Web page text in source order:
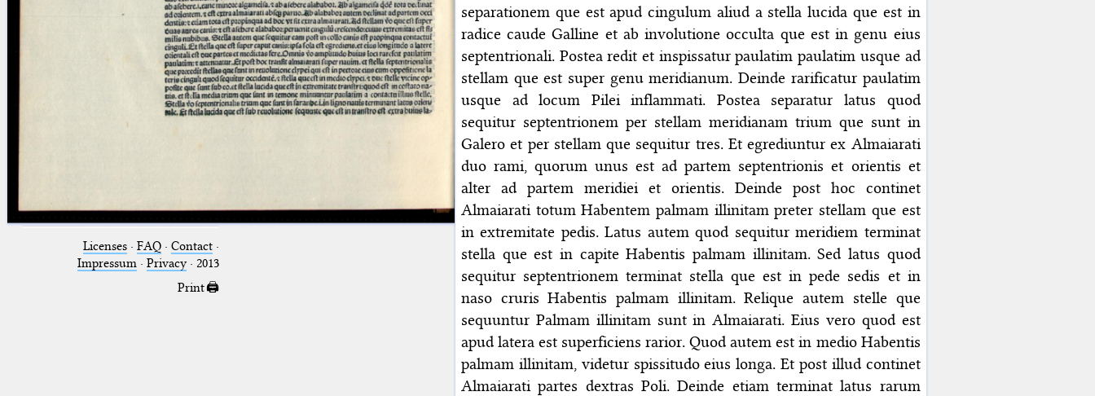
Latin Works
Latin Manuscripts
Latin Early Prints
Images
Resources
Licenses· FAQ· Contact·
Impressum· Privacy· 2013
Print 🖨
separationem que est apud cingulum aliud a stella lucida que est in
radice caude Galline et ab involutione occulta que est in genu eius
septentrionali. Postea redit et inspissatur paulatim paulatim usque ad
stellam que est super genu meridianum. Deinde rarificatur paulatim
usque ad locum Pilei inflammati. Postea separatur latus quod
sequitur septentrionem per stellam meridianam trium que sunt in
Galero et per stellam que sequitur tres. Et egrediuntur ex Almaiarati
duo rami, quorum unus est ad partem septentrionis et orientis et
alter ad partem meridiei et orientis. Deinde post hoc continet
Almaiarati totum Habentem palmam illinitam preter stellam que est
in extremitate pedis. Latus autem quod sequitur meridiem terminat
stella que est in capite Habentis palmam illinitam. Sed latus quod
sequitur septentrionem terminat stella que est in pede sedis et in
naso cruris Habentis palmam illinitam. Relique autem stelle que
sequuntur Palmam illinitam sunt in Almaiarati. Eius vero quod est
apud latera est superficiens rarior. Quod autem est in medio Habentis
palmam illinitam, videtur spissitudo eius longa. Et post illud continet
Almaiarati partes dextras Poli. Deinde etiam terminat latus rarum